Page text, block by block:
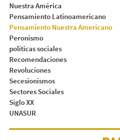
Nuestra América
Pensamiento Latinoamericano
Pensamiento Nuestra Americano
Peronismo
políticas sociales
Recomendaciones
Revoluciones
Secesionismos
Sectores Sociales
Siglo XX
UNASUR